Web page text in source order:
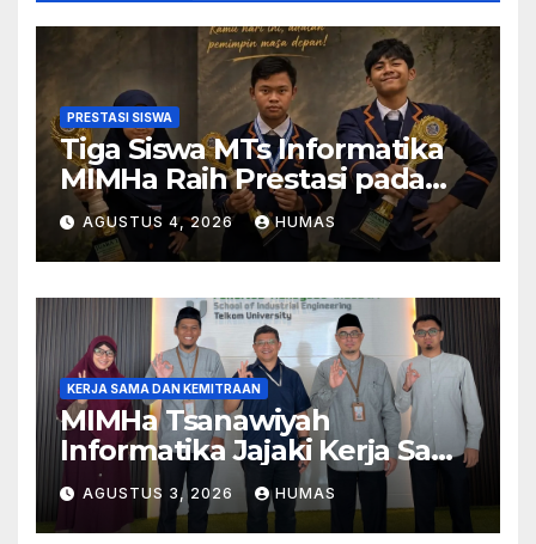
PRESTASI SISWA
Tiga Siswa MTs Informatika
MIMHa Raih Prestasi pada
Ajang MOSAIC 2026
AGUSTUS 4, 2026 HUMAS
KERJA SAMA DAN KEMITRAAN
MIMHa Tsanawiyah
Informatika Jajaki Kerja Sama
Pendidikan dan Teknologi
dengan Telkom University
AGUSTUS 3, 2026 HUMAS